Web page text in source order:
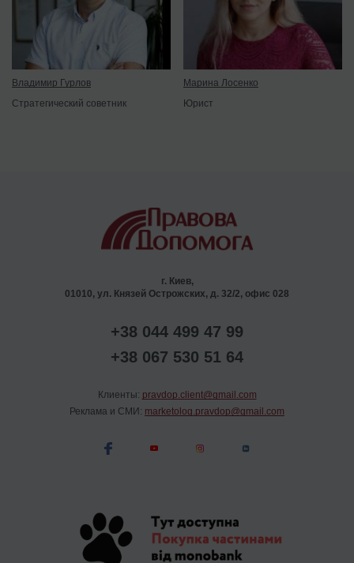
Владимир Гурлов
Стратегический советник
Марина Лосенко
Юрист
г. Киев,
01010, ул. Князей Острожских, д. 32/2, офис 028
+38 044 499 47 99
+38 067 530 51 64
Клиенты: pravdop.client@gmail.com
Реклама и СМИ: marketolog.pravdop@gmail.com